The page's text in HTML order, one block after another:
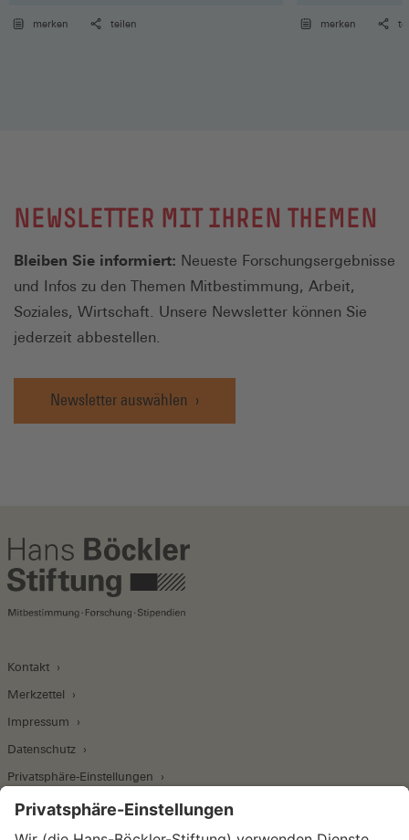
merken
teilen merken
NEWSLETTER MIT IHREN THEMEN
Bleiben Sie informiert: Neueste Forschungsergebnisse
und Infos zu den Themen Mitbestimmung, Arbeit,
Soziales, Wirtschaft. Unsere Newsletter können Sie
jederzeit abbestellen.
Newsletter auswählen
Kontakt
Merkzettel
Impressum
Datenschutz
Privatsphäre-Einstellungen